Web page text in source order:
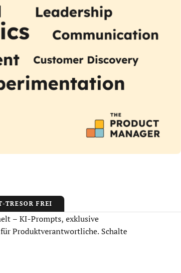
TRESOR FREI
– KI-Prompts, exklusive
Produktverantwortliche. Schalte